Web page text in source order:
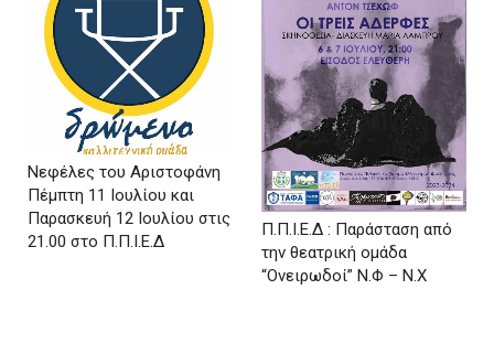
Νεφέλες του Αριστοφάνη
Πέμπτη 11 Ιουλίου και
Παρασκευή 12 Ιουλίου στις
21.00 στο Π.Π.Ι.Ε.Δ
Π.Π.Ι.Ε.Δ : Παράσταση από
την θεατρική ομάδα
“Ονειρωδοί” Ν.Φ – Ν.Χ